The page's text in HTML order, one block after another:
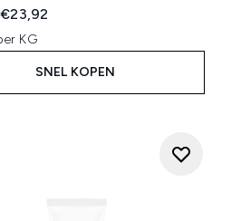
Retail Price:
Huidige prijs:
€23,92
KG
SNEL KOPEN